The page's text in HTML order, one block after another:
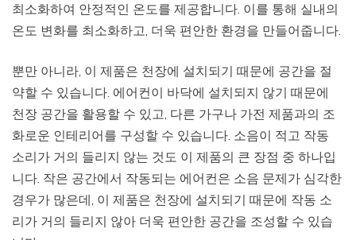
최소화하여 안정적인 온도를 제공합니다. 이를 통해 실내의
온도 변화를 최소화하고, 더욱 편안한 환경을 만들어줍니다.
뿐만 아니라, 이 제품은 천장에 설치되기 때문에 공간을 절
약할 수 있습니다. 에어컨이 바닥에 설치되지 않기 때문에
천장 공간을 활용할 수 있고, 다른 가구나 가전 제품과의 조
화로운 인테리어를 구성할 수 있습니다. 소음이 적고 작동
소리가 거의 들리지 않는 것도 이 제품의 큰 장점 중 하나입
니다. 작은 공간에서 작동되는 에어컨은 소음 문제가 심각한
경우가 많은데, 이 제품은 천장에 설치되기 때문에 작동 소
리가 거의 들리지 않아 더욱 편안한 공간을 조성할 수 있습